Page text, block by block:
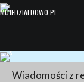
Wiadomości z